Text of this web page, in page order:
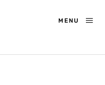
MENU